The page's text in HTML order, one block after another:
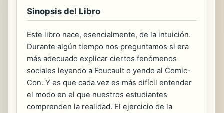
Sinopsis del Libro
Este libro nace, esencialmente, de la intuición.
Durante algún tiempo nos preguntamos si era
más adecuado explicar ciertos fenómenos
sociales leyendo a Foucault o yendo al Comic-
Con. Y es que cada vez es más difícil entender
el modo en el que nuestros estudiantes
comprenden la realidad. El ejercicio de la